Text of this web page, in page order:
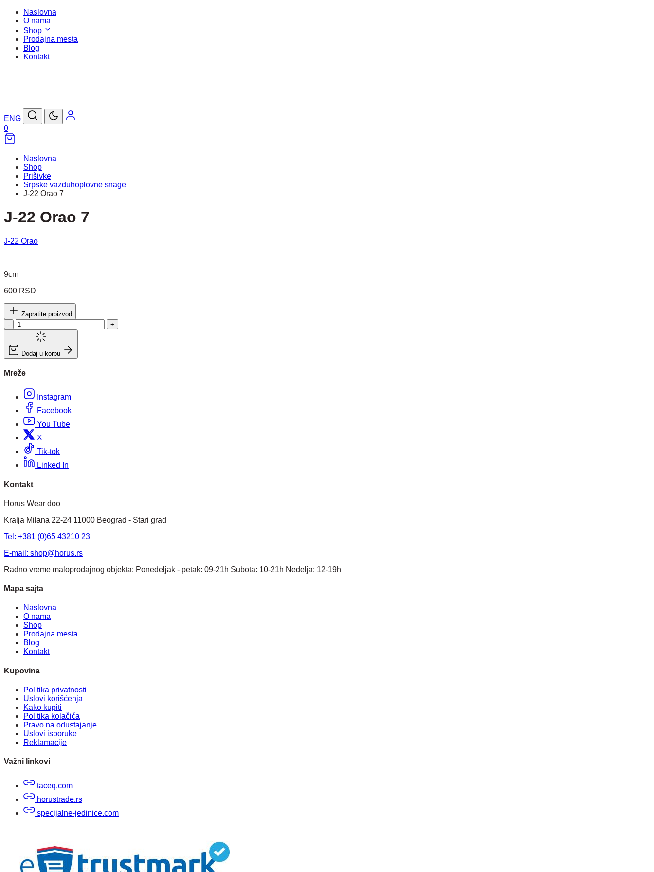
Naslovna
O nama
Shop
Prodajna mesta
Blog
Kontakt
ENG
0
Naslovna
Shop
Prišivke
Srpske vazduhoplovne snage
J-22 Orao 7
J-22 Orao 7
J-22 Orao
9cm
600 RSD
Zapratite proizvod
-
+
Dodaj u korpu
Mreže
Instagram
Facebook
You Tube
X
Tik-tok
Linked In
Kontakt
Horus Wear doo
Kralja Milana 22-24 11000 Beograd - Stari grad
Tel: +381 (0)65 43210 23
E-mail: shop@horus.rs
Radno vreme maloprodajnog objekta: Ponedeljak - petak: 09-21h Subota: 10-21h Nedelja: 12-19h
Mapa sajta
Naslovna
O nama
Shop
Prodajna mesta
Blog
Kontakt
Kupovina
Politika privatnosti
Uslovi korišćenja
Kako kupiti
Politika kolačića
Pravo na odustajanje
Uslovi isporuke
Reklamacije
Važni linkovi
taceq.com
horustrade.rs
specijalne-jedinice.com